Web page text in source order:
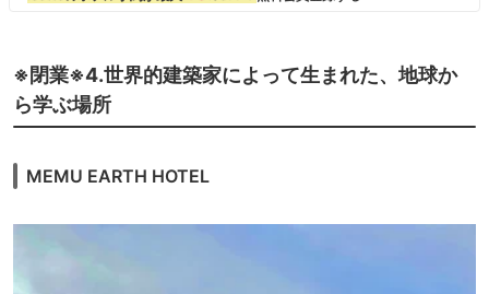
※閉業※4.世界的建築家によって生まれた、地球か
ら学ぶ場所
MEMU EARTH HOTEL